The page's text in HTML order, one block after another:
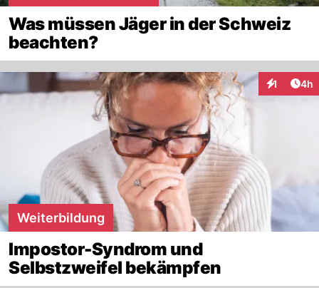
Was müssen Jäger in der Schweiz
beachten?
1 4h
Weiterbildung
Impostor-Syndrom und
Selbstzweifel bekämpfen